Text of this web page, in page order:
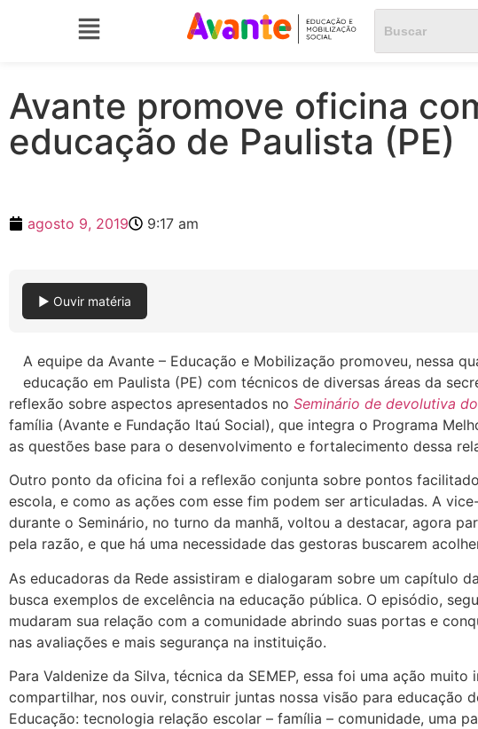
Avante promove oficina
educação de Paulista (PE)
agosto 9, 2019 9:17 am
▶ Ouvir matéria
A equipe da Avante – Educação e Mobilização promoveu, nessa
educação em Paulista (PE) com técnicos de diversas áreas da
reflexão sobre aspectos apresentados no Seminário de devolutiva
família (Avante e Fundação Itaú Social), que integra o Programa
as questões base para o desenvolvimento e fortalecimento dessa
Outro ponto da oficina foi a reflexão conjunta sobre pontos
escola, e como as ações com esse fim podem ser articuladas. A
durante o Seminário, no turno da manhã, voltou a destacar, agora
pela razão, e que há uma necessidade das gestoras buscarem
As educadoras da Rede assistiram e dialogaram sobre um capítulo
busca exemplos de excelência na educação pública. O episódio,
mudaram sua relação com a comunidade abrindo suas portas e
nas avaliações e mais segurança na instituição.
Para Valdenize da Silva, técnica da SEMEP, essa foi uma ação
compartilhar, nos ouvir, construir juntas nossa visão para educação
Educação: tecnologia relação escolar – família – comunidade, uma